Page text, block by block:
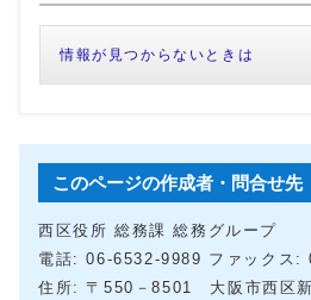
情報が見つからないときは
このページの作成者・問合せ先
西区役所 総務課 総務グループ
電話: 06‐6532‐9989 ファックス
住所: 〒550－8501 大阪市西区